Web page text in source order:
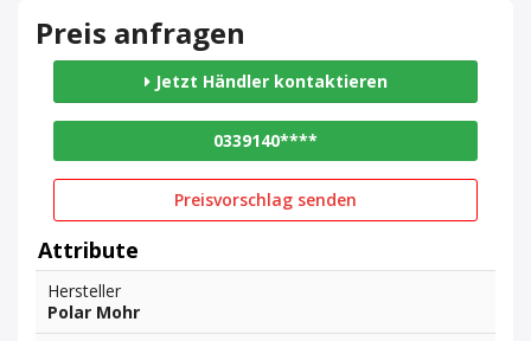
Preis anfragen
Jetzt Händler kontaktieren
0339140****
Preisvorschlag senden
Attribute
Hersteller
Polar Mohr